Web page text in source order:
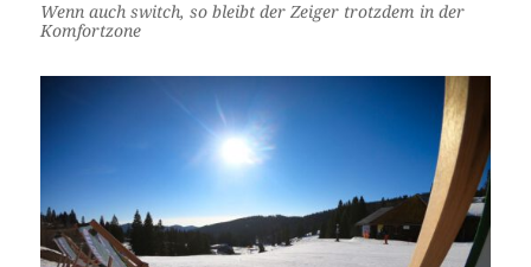
Wenn auch switch, so bleibt der Zeiger trotzdem in der
Komfortzone